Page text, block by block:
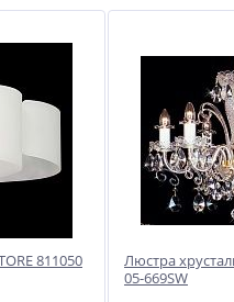
811050
Люстра
05-669SW